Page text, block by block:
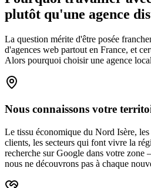
plutôt qu'une agence
La question mérite d'être posée
d'agences web partout en France, et
Alors pourquoi choisir une agence
Nous connaissons votre
Le tissu économique du Nord Isère,
clients, les secteurs qui font vivre la
recherche sur Google dans votre zone
nous ne découvrons pas à chaque